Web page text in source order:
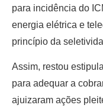
para incidência do
energia elétrica e
princípio da
Assim, restou
para adequar a
ajuizaram ações